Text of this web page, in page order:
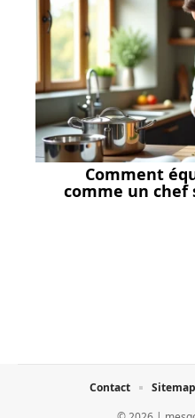
Comment
comme un chef
Contact Sitemap